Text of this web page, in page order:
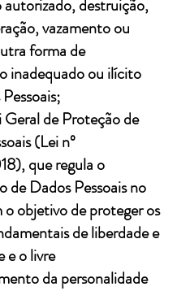
autorizado, destruição,
vazamento ou
forma de
inadequado ou ilícito
de Proteção de
(Lei nº
que regula o
de Dados Pessoais no
o objetivo de proteger os
de liberdade e
e o livre
da personalidade